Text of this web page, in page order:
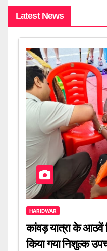
Latest News
HARIDWAR
कांवड़ यात्रा के आठवें
किया गया निशुल्क